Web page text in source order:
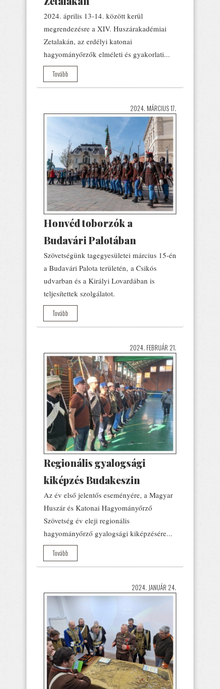
2024. április 13-14. között kerül
megrendezésre a XIV. Huszárakadémiai
Zetalakán, az erdélyi katonai
hagyományőrzők elméleti és gyakorlati...
Tovább
2024. MÁRCIUS 17.
Honvéd toborzók a
Budavári Palotában
Szövetségünk tagegyesületei március 15-én
a Budavári Palota területén, a Csikós
udvarban és a Királyi Lovardában is
teljesítettek szolgálatot.
Tovább
2024. FEBRUÁR 21.
Regionális gyalogsági
kiképzés Budakeszin
Az év első jelentős eseményére, a Magyar
Huszár és Katonai Hagyományőrző
Szövetség év eleji regionális
hagyományőrző gyalogsági kiképzésére...
Tovább
2024. JANUÁR 24.